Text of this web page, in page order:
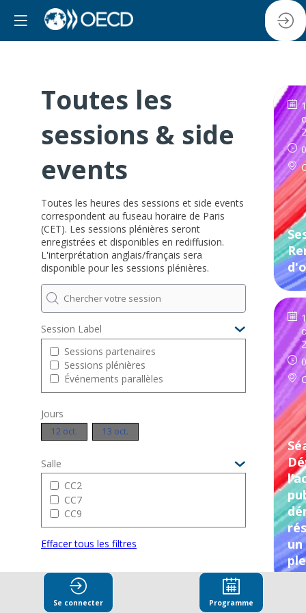
Toutes les
sessions & side
events
Toutes les heures des sessions et side events
correspondent au fuseau horaire de Paris
(CET). Les sessions plénières seront
enregistrées et disponibles en rediffusion.
L'interprétation anglais/français sera
disponible pour les sessions plénières.
Session Label
Sessions partenaires
Sessions plénières
Événements parallèles
Jours
12 oct. 13 oct.
Salle
CC2
CC7
CC9
Effacer tous les filtres
Se connecter Programme